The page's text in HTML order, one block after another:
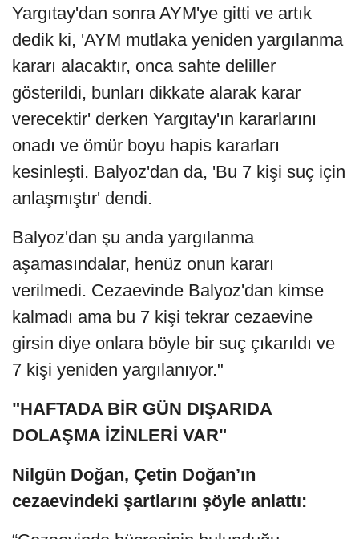
Yargıtay'dan sonra AYM'ye gitti ve artık
dedik ki, 'AYM mutlaka yeniden yargılanma
kararı alacaktır, onca sahte deliller
gösterildi, bunları dikkate alarak karar
verecektir' derken Yargıtay'ın kararlarını
onadı ve ömür boyu hapis kararları
kesinleşti. Balyoz'dan da, 'Bu 7 kişi suç için
anlaşmıştır' dendi.
Balyoz'dan şu anda yargılanma
aşamasındalar, henüz onun kararı
verilmedi. Cezaevinde Balyoz'dan kimse
kalmadı ama bu 7 kişi tekrar cezaevine
girsin diye onlara böyle bir suç çıkarıldı ve
7 kişi yeniden yargılanıyor."
"HAFTADA BİR GÜN DIŞARIDA
DOLAŞMA İZİNLERİ VAR"
Nilgün Doğan, Çetin Doğan’ın
cezaevindeki şartlarını şöyle anlattı: